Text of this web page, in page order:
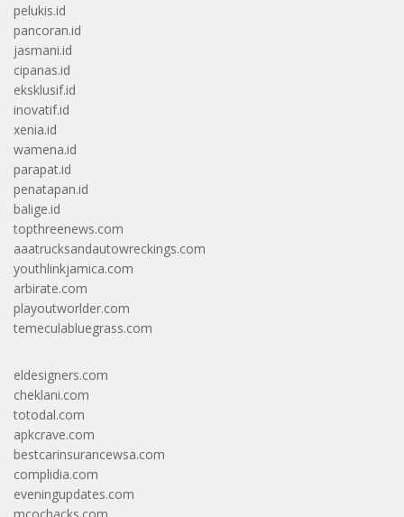
pelukis.id
pancoran.id
jasmani.id
cipanas.id
eksklusif.id
inovatif.id
xenia.id
wamena.id
parapat.id
penatapan.id
balige.id
topthreenews.com
aaatrucksandautowreckings.com
youthlinkjamica.com
arbirate.com
playoutworlder.com
temeculabluegrass.com
eldesigners.com
cheklani.com
totodal.com
apkcrave.com
bestcarinsurancewsa.com
complidia.com
eveningupdates.com